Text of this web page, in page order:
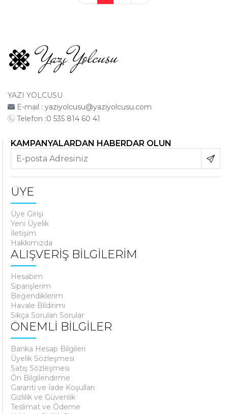
YAZI YOLCUSU
E-mail : yaziyolcusu@yaziyolcusu.com
Telefon :0 535 814 60 41
KAMPANYALARDAN HABERDAR OLUN
ÜYE
Üye Girişi
Yeni Üyelik
İletişim
Hakkımızda
ALIŞVERİŞ BİLGİLERİM
Hesabım
Siparişlerim
Beğendiklerim
Havale Bildirimi
Sıkça Sorulan Sorular
ÖNEMLİ BİLGİLER
Banka Hesap Bilgileri
Üyelik Sözleşmesi
Satış Sözleşmesi
Ön Bilgilendirme
Garanti ve İade Koşulları
Gizlilik ve Güvenlik
Teslimat ve Ödeme